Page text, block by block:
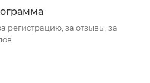
регистрацию, за отзывы, за